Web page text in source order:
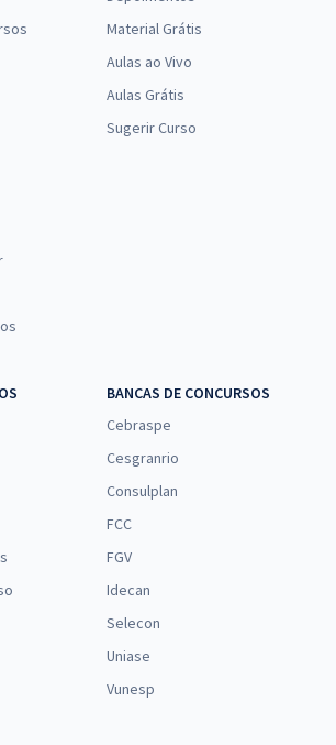
Material Grátis
Aulas ao Vivo
Aulas Grátis
Sugerir Curso
BANCAS DE CONCURSOS
Cebraspe
Cesgranrio
Consulplan
FCC
FGV
Idecan
Selecon
Uniase
Vunesp